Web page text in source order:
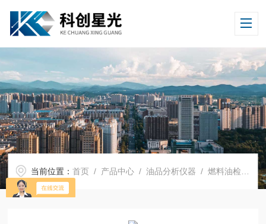
当前位置：首页 / 产品中心 /油品分析仪器 /燃料油检测仪器